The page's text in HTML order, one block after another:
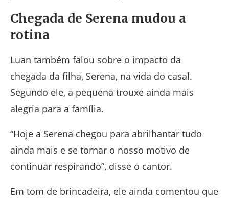
Chegada de Serena mudou a
rotina
Luan também falou sobre o impacto da
chegada da filha, Serena, na vida do casal.
Segundo ele, a pequena trouxe ainda mais
alegria para a família.
“Hoje a Serena chegou para abrilhantar tudo
ainda mais e se tornar o nosso motivo de
continuar respirando”, disse o cantor.
Em tom de brincadeira, ele ainda comentou que